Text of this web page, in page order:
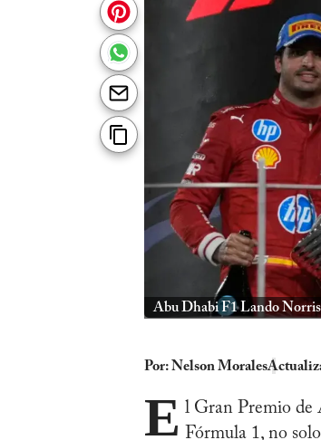
Abu Dhabi F1 Lando
Por:Nelson Morales
E l Gran Premio de
Fórmula 1, no